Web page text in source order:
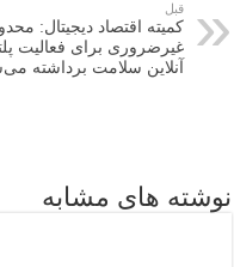
قبل
کمیته اقتصاد دیجیتال:
غیرضروری برای فعالیت
آنلاین سلامت برداشته
نوشته های مشابه